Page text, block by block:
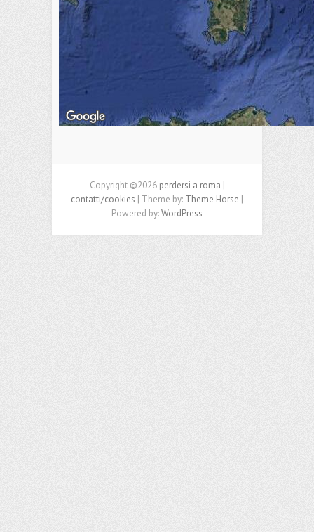
Copyright ©2026 perdersi a roma |
contatti/cookies | Theme by: Theme Horse |
Powered by:WordPress